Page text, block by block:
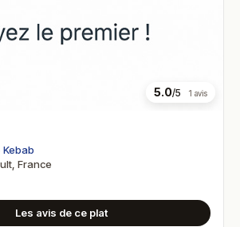
5.0/5 1 avis
Kebab
France
Les avis de ce plat